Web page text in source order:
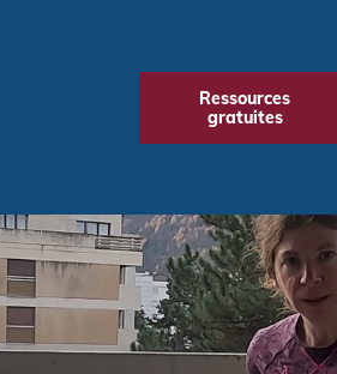
Ressources
gratuites